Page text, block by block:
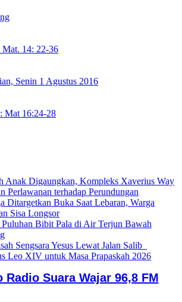
14: 22-36
Senin 1 Agustus 2016
Mat 16:24-28
Anak Digaungkan, Kompleks Xaverius Way
Perlawanan terhadap Perundungan
Ditargetkan Buka Saat Lebaran, Warga
Sisa Longsor
Bibit Pala di Air Terjun Bawah
Sengsara Yesus Lewat Jalan Salib
Leo XIV untuk Masa Prapaskah 2026
Radio Suara Wajar 96,8 FM